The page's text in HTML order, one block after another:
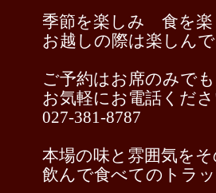
季節を楽しみ 食を楽
お越しの際は楽しん
ご予約はお席のみで
お気軽にお電話くだ
027-381-8787
本場の味と雰囲気を
飲んで食べてのトラ